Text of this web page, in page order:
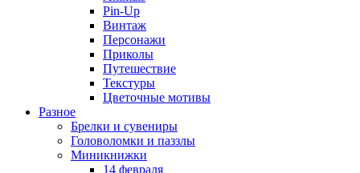
Pin-Up
Винтаж
Персонажи
Приколы
Путешествие
Текстуры
Цветочные мотивы
Разное
Брелки и сувениры
Головоломки и паззлы
Миникнижки
14 февраля